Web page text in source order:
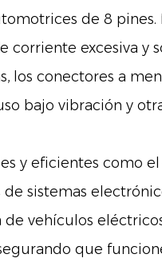
de 8 pines.
corriente excesiva y
los conectores a
bajo vibración y
y eficientes como
sistemas
vehículos eléctricos
que